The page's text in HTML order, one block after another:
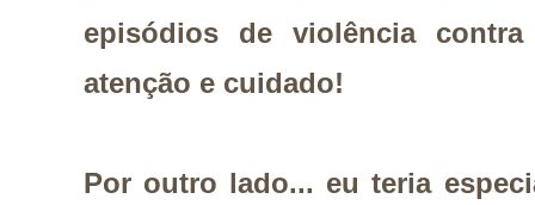
episódios de violência
atenção e cuidado!
Por outro lado... eu teria